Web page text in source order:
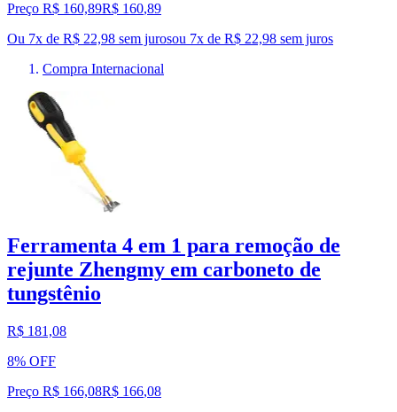
Preço R$ 160,89R$ 160,89
Ou 7x de R$ 22,98 sem jurosou 7x de R$ 22,98 sem juros
Compra Internacional
Ferramenta 4 em 1 para remoção de
rejunte Zhengmy em carboneto de
tungstênio
R$ 181,08
8% OFF
Preço R$ 166,08R$ 166,08